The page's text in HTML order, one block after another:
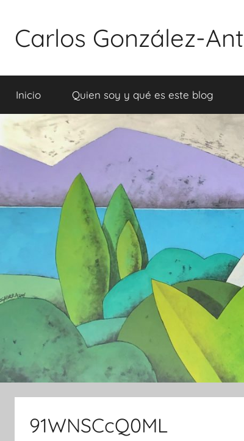
contenido
Carlos González-
Inicio Quien soy y qué es este blog
91WNSCcQ0ML